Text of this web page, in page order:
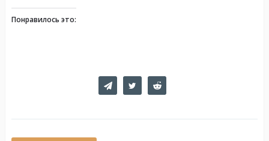
Понравилось это: